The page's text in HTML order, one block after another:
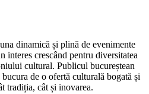
dinamică și plină de evenimente
interes crescând pentru diversitatea
cultural. Publicul bucureștean
de o ofertă culturală bogată și
tradiția, cât și inovarea.